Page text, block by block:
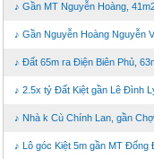
♪ Gần MT Nguyễn Hoàng,
♪ Gần Nguyễn Hoàng Nguyễn
♪ Đất 65m ra Điện Biên Phủ,
♪ 2.5x tỷ Đất Kiệt gần Lê Đình
♪ Nhà k Cù Chính Lan, gần
♪ Lô góc Kiệt 5m gần MT Đống